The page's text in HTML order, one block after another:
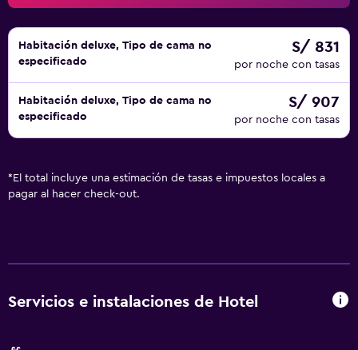
Habitación deluxe, Tipo de cama no
especificado
S/ 831
por noche con tasas
Habitación deluxe, Tipo de cama no
especificado
S/ 907
por noche con tasas
* El total incluye una estimación de tasas e impuestos locales a
pagar al hacer check-out.
Servicios e instalaciones de Hotel